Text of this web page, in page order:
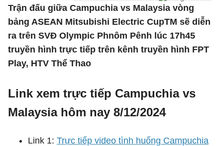
Trận đấu giữa Campuchia vs Malaysia vòng
bảng ASEAN Mitsubishi Electric CupTM sẽ diễn
ra trên SVĐ Olympic Phnôm Pênh lúc 17h45
truyền hình trực tiếp trên kênh truyền hình FPT
Play, HTV Thể Thao
Link xem trực tiếp Campuchia vs
Malaysia hôm nay 8/12/2024
Link 1: Trực tiếp video tình huống Campuchia